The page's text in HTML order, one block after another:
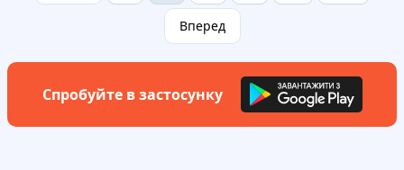
Вперед
Спробуйте в застосунку